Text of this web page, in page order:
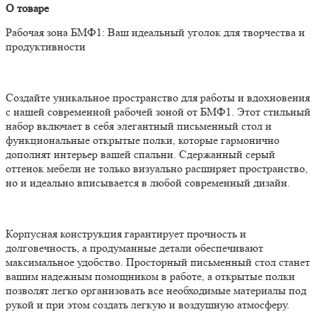
О товаре
Рабочая зона БМФ1: Ваш идеальный уголок для творчества и
продуктивности
Создайте уникальное пространство для работы и вдохновения
с нашей современной рабочей зоной от БМФ1. Этот стильный
набор включает в себя элегантный письменный стол и
функциональные открытые полки, которые гармонично
дополнят интерьер вашей спальни. Сдержанный серый
оттенок мебели не только визуально расширяет пространство,
но и идеально вписывается в любой современный дизайн.
Корпусная конструкция гарантирует прочность и
долговечность, а продуманные детали обеспечивают
максимальное удобство. Просторный письменный стол станет
вашим надежным помощником в работе, а открытые полки
позволят легко организовать все необходимые материалы под
рукой и при этом создать легкую и воздушную атмосферу.